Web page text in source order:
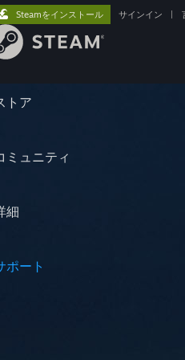
トア
ミュニティ
細
ポート
Steamをインストール サインイン